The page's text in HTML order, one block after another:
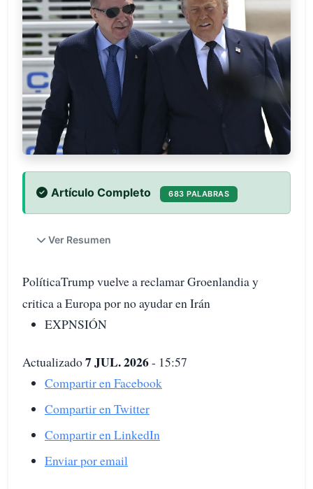
Artículo Completo 683 PALABRAS
Ver Resumen
PolíticaTrump vuelve a reclamar Groenlandia y
critica a Europa por no ayudar en Irán
EXPNSIÓN
Actualizado7 JUL. 2026- 15:57
Compartir en Facebook
Compartir en Twitter
Compartir en LinkedIn
Enviar por email